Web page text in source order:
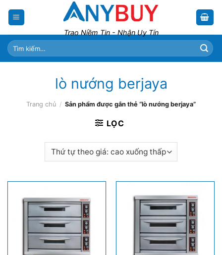
Trao Niềm Tin - Nhận Uy Tín
Tìm
kiếm:
lò nướng berjaya
Trang chủ / Sản phẩm được gắn thẻ “lò nướng berjaya”
LỌC